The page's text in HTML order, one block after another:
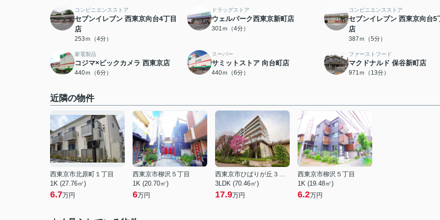
コンビニエンスストア
セブンイレブン 西東京向台4丁目
店
253ｍ（4分）
ドラッグストア
ウェルパーク西東京新町店
301ｍ（4分）
コンビニエンスストア
セブンイレブン 西東京向台5
店
387ｍ（5分）
家電製品
コジマ×ビックカメラ 西東京店
440ｍ（6分）
スーパー
サミットストア 向台町店
440ｍ（6分）
ファーストフード
マクドナルド 保谷新町店
971ｍ（13分）
近隣の物件
西東京市北原町１丁目
1K (27.76㎡)
6.7万円
西東京市柳沢５丁目
1K (20.70㎡)
6万円
西東京市ひばりが丘３丁目
3LDK (70.46㎡)
17.9万円
西東京市柳沢５丁目
1K (19.48㎡)
6.2万円